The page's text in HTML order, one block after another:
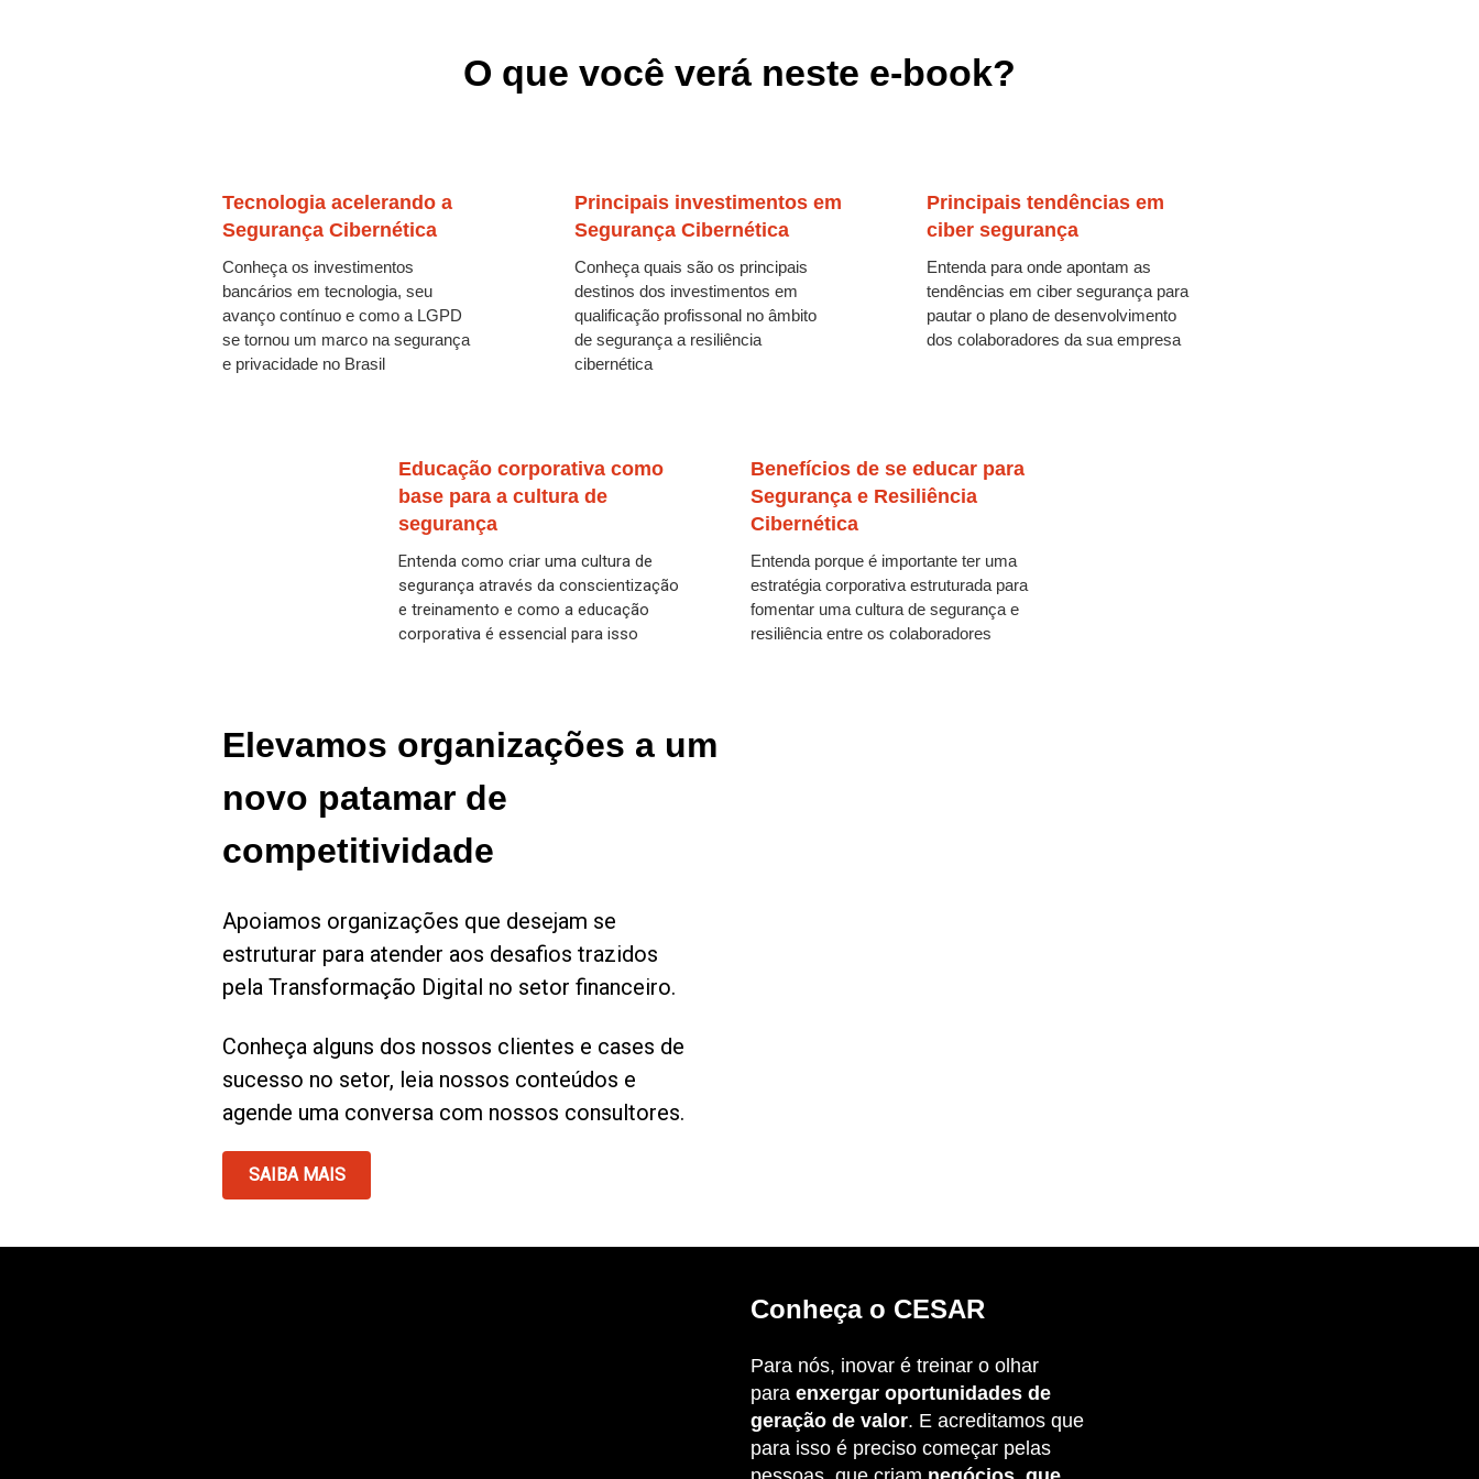
O que você verá neste e-book?
Tecnologia acelerando a
Segurança Cibernética
Conheça os investimentos
bancários em tecnologia, seu
avanço contínuo e como a LGPD
se tornou um marco na segurança
e privacidade no Brasil
Principais investimentos em
Segurança Cibernética
Conheça quais são os principais
destinos dos investimentos em
qualificação profissonal no âmbito
de segurança a resiliência
cibernética
Principais tendências em
ciber segurança
Entenda para onde apontam as
tendências em ciber segurança para
pautar o plano de desenvolvimento
dos colaboradores da sua empresa
Educação corporativa como
base para a cultura de
segurança
Entenda como criar uma cultura de
segurança através da conscientização
e treinamento e como a educação
corporativa é essencial para isso
Benefícios de se educar para
Segurança e Resiliência
Cibernética
Entenda porque é importante ter uma
estratégia corporativa estruturada para
fomentar uma cultura de segurança e
resiliência entre os colaboradores
Elevamos organizações a um
novo patamar de
competitividade
Apoiamos organizações que desejam se
estruturar para atender aos desafios trazidos
pela Transformação Digital no setor financeiro.
Conheça alguns dos nossos clientes e cases de
sucesso no setor, leia nossos conteúdos e
agende uma conversa com nossos consultores.
SAIBA MAIS
Conheça o CESAR
Para nós, inovar é treinar o olhar
para enxergar oportunidades de
geração de valor. E acreditamos que
para isso é preciso começar pelas